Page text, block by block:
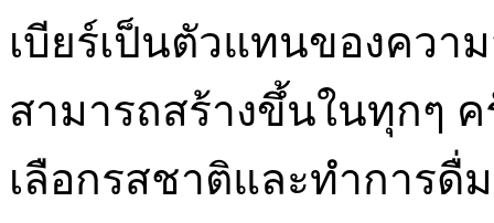
เบียร์เป็นตัวแทนของคว
สามารถสร้างขึ้นในทุกๆ
เลือกรสชาติและทำการดื่